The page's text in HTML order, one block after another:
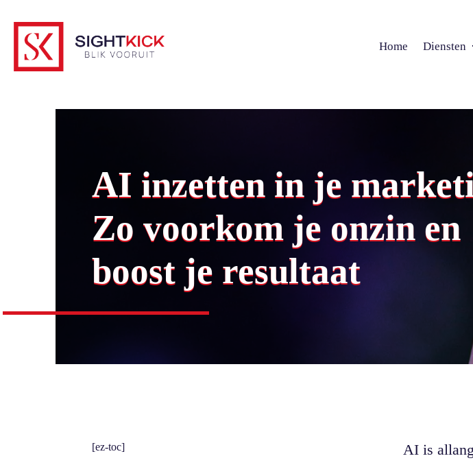
Home Diensten
AI inzetten in je
Zo voorkom je onzin en
boost je resultaat
[ez-toc]
AI is